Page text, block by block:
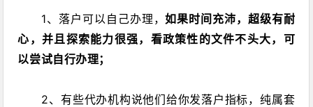
1、落户可以自己办理，如果时间充沛， 超级有耐
心 ，并且探索能力很强，看政策性的文件不头大，可
以尝试自行办理；
2、有些代办机构说他们给你发落户指标，纯属套